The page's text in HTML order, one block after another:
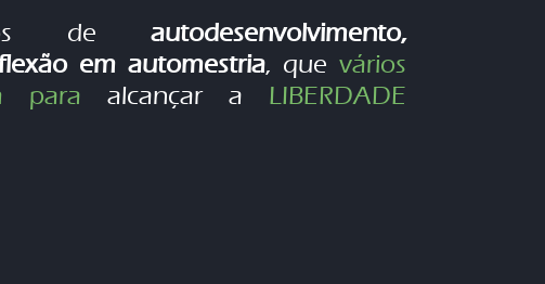
de autodesenvolvimento,
em automestria, que vários
para alcançar a LIBERDADE